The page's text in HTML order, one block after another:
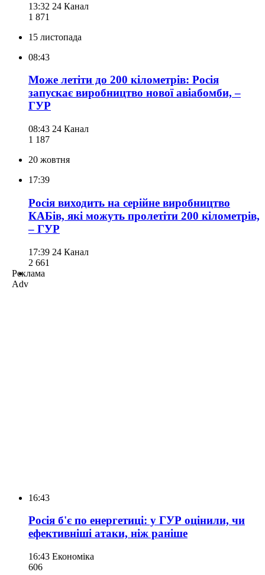
13:32 24 Канал
1 871
15 листопада
08:43
Може летіти до 200 кілометрів: Росія
запускає виробництво нової авіабомби, –
ГУР
08:43 24 Канал
1 187
20 жовтня
17:39
Росія виходить на серійне виробництво
КАБів, які можуть пролетіти 200 кілометрів,
– ГУР
17:39 24 Канал
2 661
Реклама
Adv
16:43
Росія б'є по енергетиці: у ГУР оцінили, чи
ефективніші атаки, ніж раніше
16:43 Економіка
606